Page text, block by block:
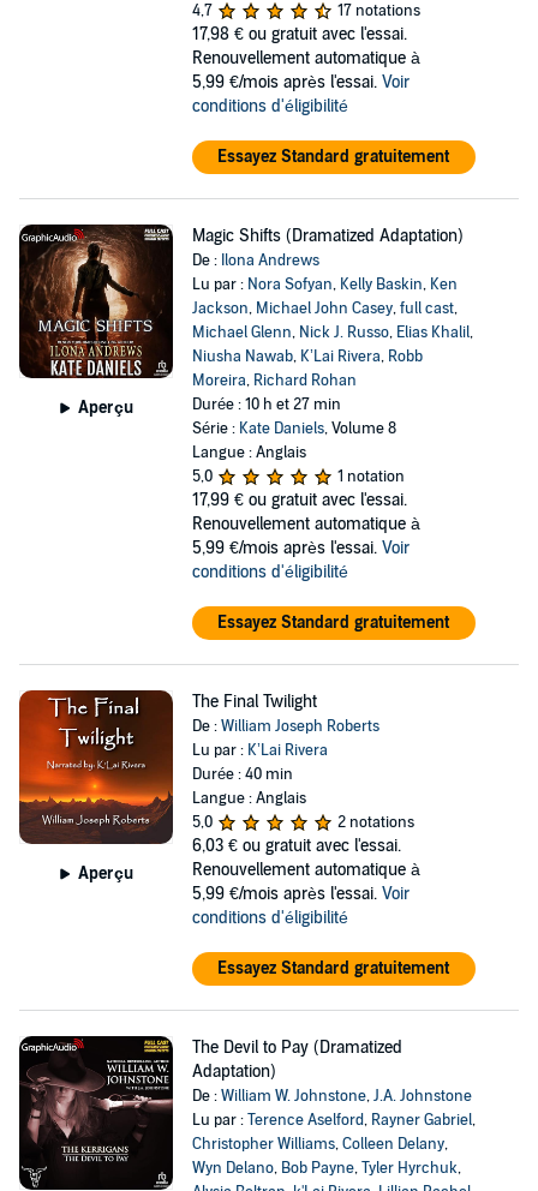
4,7
17 notations
17,98 € ou gratuit avec l'essai.
Renouvellement automatique à
5,99 €/mois après l'essai. Voir
conditions d'éligibilité
Essayez Standard gratuitement
Aperçu
Magic Shifts (Dramatized Adaptation)
De : Ilona Andrews
Lu par : Nora Sofyan, Kelly Baskin, Ken
Jackson, Michael John Casey,full cast,
Michael Glenn, Nick J. Russo, Elias Khalil,
Niusha Nawab, K’Lai Rivera, Robb
Moreira, Richard Rohan
Durée : 10 h et 27 min
Série : Kate Daniels, Volume 8
Langue : Anglais
5,0
1 notation
17,99 € ou gratuit avec l'essai.
Renouvellement automatique à
5,99 €/mois après l'essai. Voir
conditions d'éligibilité
Essayez Standard gratuitement
Aperçu
The Final Twilight
De :William Joseph Roberts
Lu par : K’Lai Rivera
Durée : 40 min
Langue : Anglais
5,0
2 notations
6,03 € ou gratuit avec l'essai.
Renouvellement automatique à
5,99 €/mois après l'essai. Voir
conditions d'éligibilité
Essayez Standard gratuitement
The Devil to Pay (Dramatized
Adaptation)
De :William W. Johnstone,J.A. Johnstone
Lu par :Terence Aselford, Rayner Gabriel,
Christopher Williams,Colleen Delany,
Wyn Delano, Bob Payne,Tyler Hyrchuk,